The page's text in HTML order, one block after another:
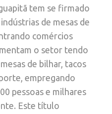
tem se firmado
de mesas de
comércios
o setor tendo
de bilhar, tacos
empregando
pessoas e milhares
Este título